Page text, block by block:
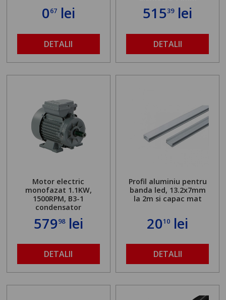
067lei
DETALII
51539lei
DETALII
Motor electric
monofazat 1.1KW,
1500RPM, B3-1
condensator
57998lei
DETALII
Profil aluminiu pentru
banda led, 13.2x7mm
la 2m si capac mat
2010 lei
DETALII